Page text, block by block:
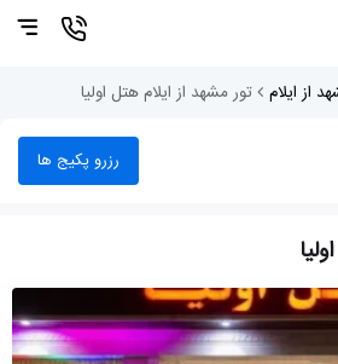
از ایلام تور مشهد از ایلام هتل اولیا
رزرو پکیج ها